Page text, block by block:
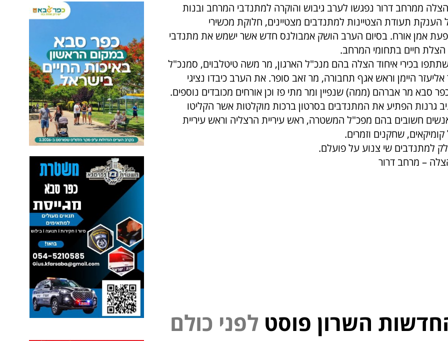
ממרחב דרור נפגשו לערב גיבוש והוקרה למתנדבי המרחב ובנות
הענקת תעודת הצטיינות למתנדבים מצטיינים, חלוקת מכשירי
אמן אורח. בסיום הערב הושק אמבולנס חדש אשר ישמש את מתנדבי
חיים בתחומי המרחב.
בכירי איחוד הצלה בהם מנכ"ל הארגון, מר משה טיטלבוים, סמנכ"ל
היימן וראש אגף תחבורה, מר זאב סופר. את הערב כיבדו נציגי
סבא מר אברהם (ממה) שנפיין ומר מתי פז וכן אורחים מכובדים נוספים.
גרנות הפתיע את המתנדבים בסרטון ברכות מוקלטות אשר הקליטו
חשובים בהם מפכ"ל המשטרה, ראש עיריית הרצליה וראש עיריית
שחקנים וזמרים.
למתנדבים שי צנוע על פועלם.
– מרחב דרור
השרון פוסט כ לם פניכו ל